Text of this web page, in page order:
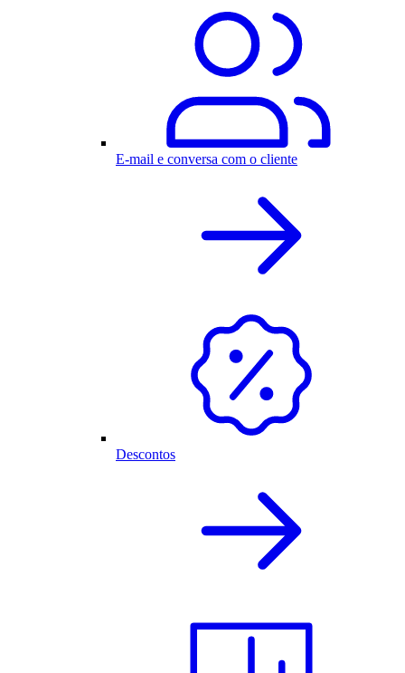
E-mail e conversa com o cliente
Descontos